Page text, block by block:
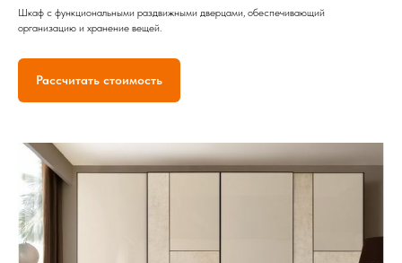
Шкаф с функциональными раздвижными дверцами, обеспечивающий
организацию и хранение вещей.
Рассчитать стоимость